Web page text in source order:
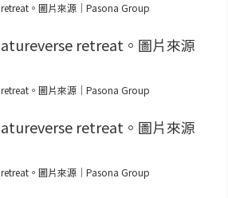
retreat。圖片來源｜Pasona Group
retreat。圖片來源｜Pasona Group
retreat。圖片來源｜Pasona Group